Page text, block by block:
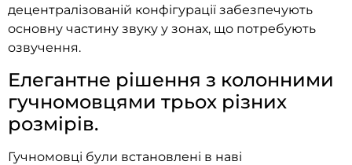
децентралізованій конфігурації забезпечують
основну частину звуку у зонах, що потребують
озвучення.
Елегантне рішення з колонними
гучномовцями трьох різних
розмірів.
Гучномовці були встановлені в наві